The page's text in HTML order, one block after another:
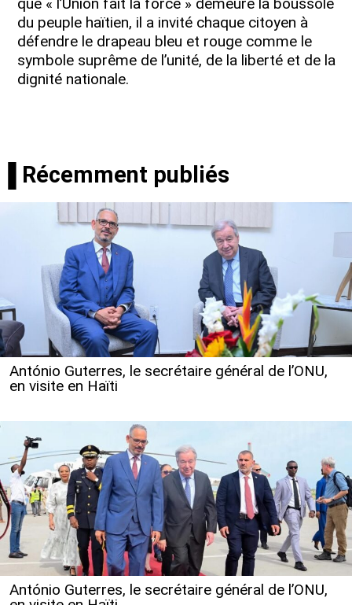
que « l’Union fait la force » demeure la boussole
du peuple haïtien, il a invité chaque citoyen à
défendre le drapeau bleu et rouge comme le
symbole suprême de l’unité, de la liberté et de la
dignité nationale.
▐ Récemment publiés
António Guterres, le secrétaire général de l’ONU,
en visite en Haïti
António Guterres, le secrétaire général de l’ONU,